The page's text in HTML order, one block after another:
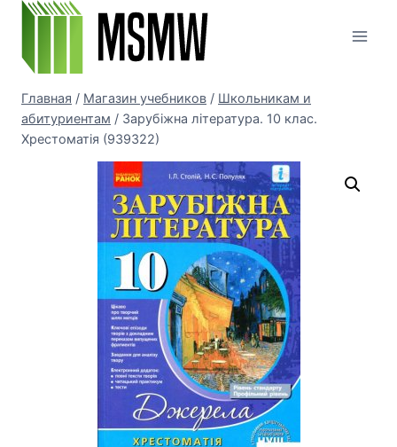
Перейти
содержимому
Главная / Магазин учебников / Школьникам и
абитуриентам / Зарубіжна література. 10 клас.
Хрестоматія (939322)